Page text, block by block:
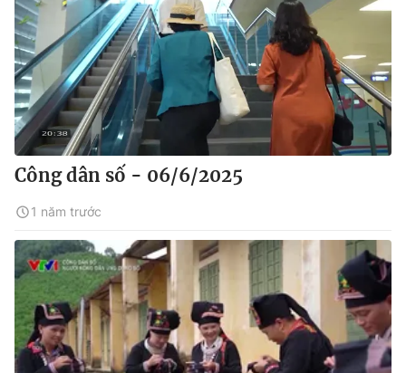
Công dân số - 06/6/2025
1 năm trước